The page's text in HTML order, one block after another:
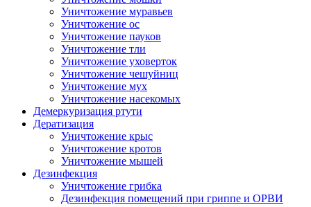
Уничтожение муравьев
Уничтожение ос
Уничтожение пауков
Уничтожение тли
Уничтожение уховерток
Уничтожение чешуйниц
Уничтожение мух
Уничтожение насекомых
Демеркуризация ртути
Дератизация
Уничтожение крыс
Уничтожение кротов
Уничтожение мышей
Дезинфекция
Уничтожение грибка
Дезинфекция помещений при гриппе и ОРВИ